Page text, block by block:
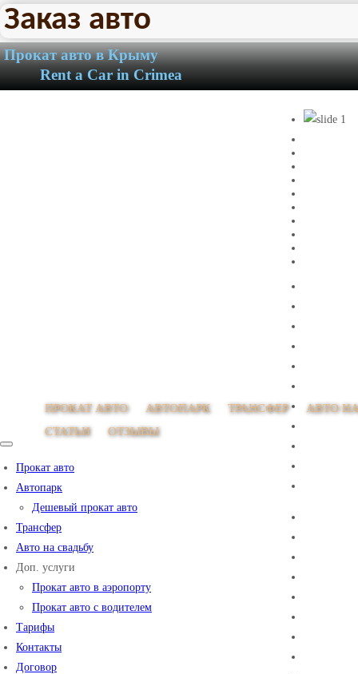
Заказ авто
Прокат авто
Автопарк
Дешевый прокат авто
Трансфер
Авто на свадьбу
Доп. услуги
Прокат авто в аэропорту
Прокат авто с водителем
Тарифы
Контакты
Договор
ПРОКАТ АВТО АВТОПАРК ТРАНСФЕР
АВТО
СТАТЬИ
ОТЗЫВЫ
Прокат авто в Крыму
Rent a Car in Crimea